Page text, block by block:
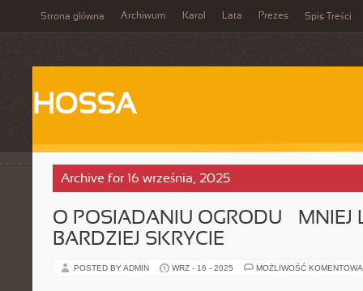
Strona główna Archiwum Karol Lata Prezes Spis Treści
HOSSA
Archive for 16 września, 2025
O POSIADANIU OGRODU – MNIEJ
BARDZIEJ SKRYCIE
POSTED BY ADMIN WRZ - 16 - 2025 MOŻLIWOŚĆ